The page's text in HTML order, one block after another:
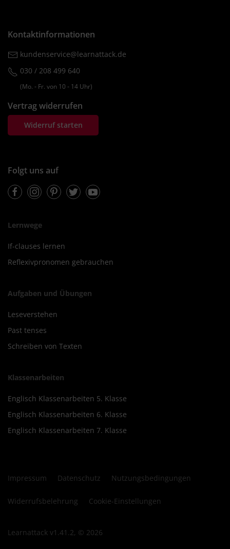
Kontaktinformationen
kundenservice@learnattack.de
030 / 208 499 640
(Mo. ‐ Fr. von 10 ‐ 14 Uhr)
Vertrag widerrufen
Widerruf starten
Folgt uns auf
FacebookInstagramPinterestTwitterYoutube
Lernwege
If-clauses lernen
Reflexivpronomen gebrauchen
Aufgaben und Übungen
Leseverstehen
Past tenses
Schreiben von Texten
Klassenarbeiten
Englisch Klassenarbeiten 5. Klasse
Englisch Klassenarbeiten 6. Klasse
Englisch Klassenarbeiten 7. Klasse
Impressum Datenschutz Nutzungsbedingungen
Widerrufsbelehrung Cookie-Einstellungen
Learnattack v1.41.2, © 2026